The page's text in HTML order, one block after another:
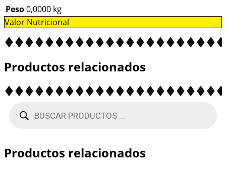
Peso0,0000 kg
Valor Nutricional
Productos relacionados
Productos relacionados